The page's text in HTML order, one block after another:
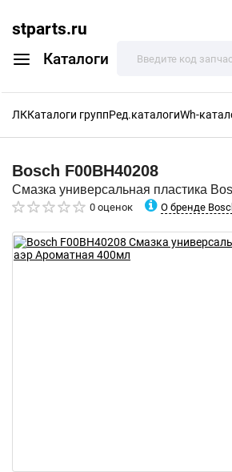
stparts.ru
Каталоги
ЛККаталоги группРед.каталогиWh-
Bosch F00BH40208
Смазка универсальная пластика
0 оценок О бренде